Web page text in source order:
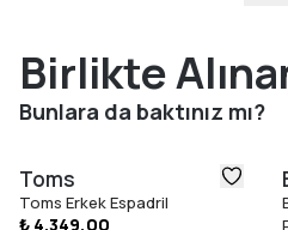
Birlikte
Bunlara da baktınız mı?
Toms
Toms Erkek Espadril
₺ 4.349,00